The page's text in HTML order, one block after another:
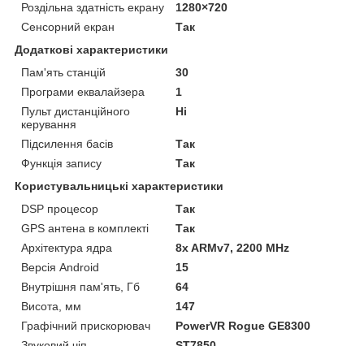
Роздільна здатність екрану
1280×720
Сенсорний екран
Так
Додаткові характеристики
Пам'ять станцій
30
Програми еквалайзера
1
Пульт дистанційного
керування
Ні
Підсилення басів
Так
Функція запису
Так
Користувальницькі характеристики
DSP процесор
Так
GPS антена в комплекті
Так
Архітектура ядра
8x ARMv7, 2200 MHz
Версія Android
15
Внутрішня пам'ять, Гб
64
Висота, мм
147
Графічний прискорювач
PowerVR Rogue GE8300